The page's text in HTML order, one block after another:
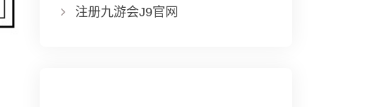
注册九游会J9官网